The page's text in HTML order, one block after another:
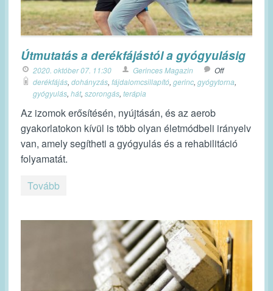
Útmutatás a derékfájástól a gyógyulásig
2020. október 07. 11:30 Gerinces Magazin
Off
derékfájás, dohányzás, fájdalomcsillapító, gerinc, gyógytorna,
gyógyulás, hát, szorongás, terápia
Az izomok erősítésén, nyújtásán, és az aerob
gyakorlatokon kívül is több olyan életmódbeli irányelv
van, amely segítheti a gyógyulás és a rehabilitáció
folyamatát.
Tovább